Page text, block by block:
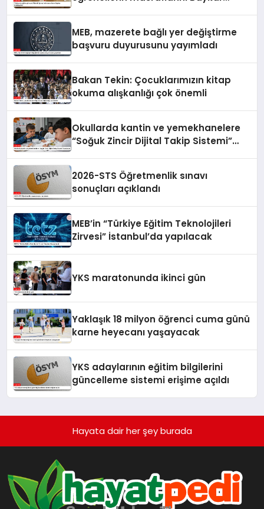
MEB, mazerete bağlı yer değiştirme
başvuru duyurusunu yayımladı
Bakan Tekin: Çocuklarımızın kitap
okuma alışkanlığı çok önemli
Okullarda kantin ve yemekhanelere
“Soğuk Zincir Dijital Takip Sistemi”
2026-STS Öğretmenlik sınavı
sonuçları açıklandı
MEB’in “Türkiye Eğitim Teknolojileri
Zirvesi” İstanbul’da yapılacak
YKS maratonunda ikinci gün
Yaklaşık 18 milyon öğrenci cuma günü
karne heyecanı yaşayacak
YKS adaylarının eğitim bilgilerini
güncelleme sistemi erişime açıldı
Hayata dair her şey burada